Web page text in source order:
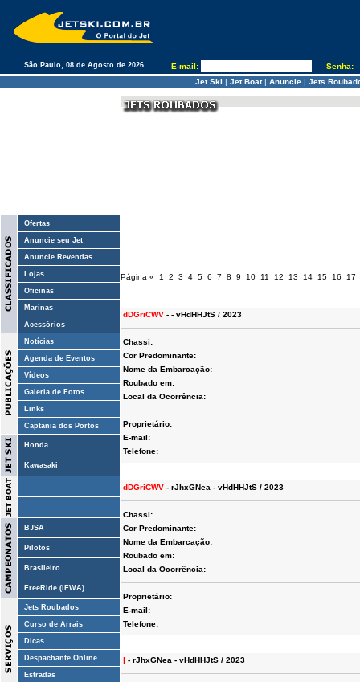
São Paulo, 08 de Agosto de 2026 E-mail:
Senha:
Jet Ski | Jet Boat| Anuncie| Jets
Ofertas
Anuncie seu Jet
Anuncie Revendas
Lojas
Oficinas
Marinas
Acessórios
Notícias
Agenda de Eventos
Vídeos
Galeria de Fotos
Links
Captania dos Portos
Honda
Kawasaki
BJSA
Pilotos
Brasileiro
FreeRide (IFWA)
Jets Roubados
Curso de Arrais
Dicas
Despachante Online
Estradas
Página « 1 2 3 4 5 6 7 8 9 10 11 12 13 14 15 16 17
dDGriCWV - - vHdHHJtS / 2023
Chassi:
Cor Predominante:
Nome da Embarcação:
Roubado em:
Local da Ocorrência:
Proprietário:
E-mail:
Telefone:
dDGriCWV - rJhxGNea - vHdHHJtS / 2023
Chassi:
Cor Predominante:
Nome da Embarcação:
Roubado em:
Local da Ocorrência:
Proprietário:
E-mail:
Telefone:
| - rJhxGNea - vHdHHJtS / 2023